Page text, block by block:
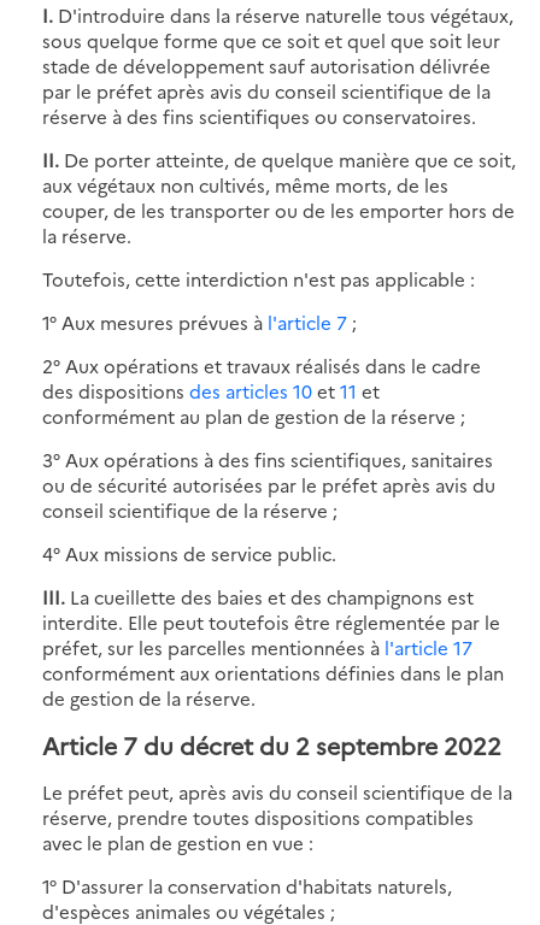
I. D'introduire dans la réserve naturelle tous végétaux,
sous quelque forme que ce soit et quel que soit leur
stade de développement sauf autorisation délivrée
par le préfet après avis du conseil scientifique de la
réserve à des fins scientifiques ou conservatoires.
II. De porter atteinte, de quelque manière que ce soit,
aux végétaux non cultivés, même morts, de les
couper, de les transporter ou de les emporter hors de
la réserve.
Toutefois, cette interdiction n'est pas applicable :
1° Aux mesures prévues à l'article 7 ;
2° Aux opérations et travaux réalisés dans le cadre
des dispositions des articles 10et11 et
conformément au plan de gestion de la réserve ;
3° Aux opérations à des fins scientifiques, sanitaires
ou de sécurité autorisées par le préfet après avis du
conseil scientifique de la réserve ;
4° Aux missions de service public.
III. La cueillette des baies et des champignons est
interdite. Elle peut toutefois être réglementée par le
préfet, sur les parcelles mentionnées à l'article 17
conformément aux orientations définies dans le plan
de gestion de la réserve.
Article 7 du décret du 2 septembre 2022
Le préfet peut, après avis du conseil scientifique de la
réserve, prendre toutes dispositions compatibles
avec le plan de gestion en vue :
1° D'assurer la conservation d'habitats naturels,
d'espèces animales ou végétales ;